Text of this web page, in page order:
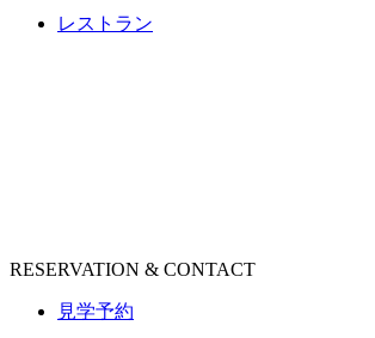
レストラン
RESERVATION & CONTACT
見学予約